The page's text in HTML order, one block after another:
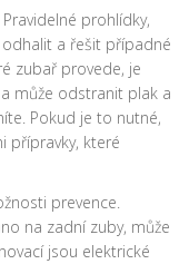
prohlídky,
a řešit případné
zubař provede, je
může odstranit plak a
Pokud je to nutné,
přípravky, které
prevence.
na zadní zuby, může
jsou elektrické